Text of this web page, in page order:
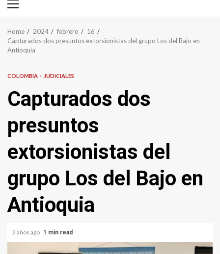
Home 2024 febrero
16
Capturados dos presuntos extorsionistas del grupo Los del Bajo en
Antioquia
COLOMBIA JUDICIALES
Capturados dos
presuntos
extorsionistas del
grupo Los del Bajo en
Antioquia
2 años ago 1 min read